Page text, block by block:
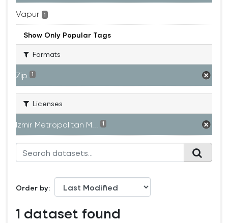
Vapur 1
Show Only Popular Tags
Formats
Zip 1
Licenses
Izmir Metropolitan M... 1
Order by
1 dataset found